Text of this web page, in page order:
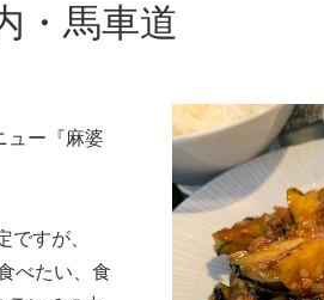
・馬車道
ュー『麻婆
ですが、
べたい、食